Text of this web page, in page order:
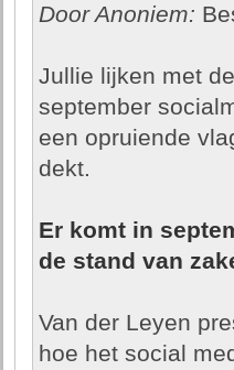
Door Anoniem:
Jullie lijken met
september
een opruiende
dekt.
Er komt in
de stand van
Van der Leyen
hoe het social